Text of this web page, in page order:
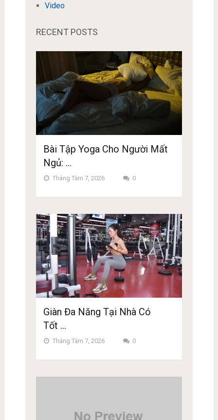
Video
RECENT POSTS
Bài Tập Yoga Cho Người Mất
Ngủ: …
Tháng Tám 7, 2026 0
Giàn Đa Năng Tại Nhà Có
Tốt …
Tháng Tám 7, 2026 0